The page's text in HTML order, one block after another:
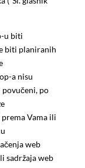
u biti
biti planiranih
a nisu
po
Vama ili
web
sadržaja web